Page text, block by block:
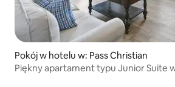
Pokój w hotelu w: Pass Christian
Piękny apartament typu Junior Suite